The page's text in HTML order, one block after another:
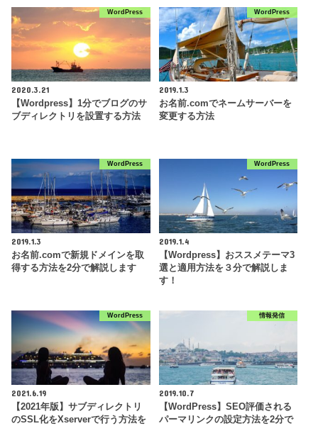
WordPress
2020.3.21
【Wordpress】1分でブログのサ
ブディレクトリを設置する方法
WordPress
2019.1.3
お名前.comでネームサーバーを
変更する方法
WordPress
2019.1.3
お名前.comで新規ドメインを取
得する方法を2分で解説します
WordPress
2019.1.4
【Wordpress】おススメテーマ3
選と適用方法を３分で解説しま
す！
WordPress
2021.6.19
【2021年版】サブディレクトリ
のSSL化をXserverで行う方法を
情報発信
2019.10.7
【WordPress】SEO評価される
パーマリンクの設定方法を2分で